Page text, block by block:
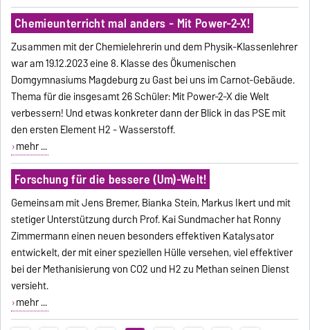
Chemieunterricht mal anders - Mit Power-2-X!
Zusammen mit der Chemielehrerin und dem Physik-Klassenlehrer
war am 19.12.2023 eine 8. Klasse des Ökumenischen
Domgymnasiums Magdeburg zu Gast bei uns im Carnot-Gebäude.
Thema für die insgesamt 26 Schüler: Mit Power-2-X die Welt
verbessern! Und etwas konkreter dann der Blick in das PSE mit
den ersten Element H2 - Wasserstoff.
mehr ...
Forschung für die bessere (Um)-Welt!
Gemeinsam mit Jens Bremer, Bianka Stein, Markus Ikert und mit
stetiger Unterstützung durch Prof. Kai Sundmacher hat Ronny
Zimmermann einen neuen besonders effektiven Katalysator
entwickelt, der mit einer speziellen Hülle versehen, viel effektiver
bei der Methanisierung von CO2 und H2 zu Methan seinen Dienst
versieht.
mehr ...